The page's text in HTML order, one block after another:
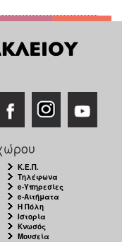
Κ.Ε.Π.
Τηλέφωνα
e-Υπηρεσίες
e-Αιτήματα
Η Πόλη
Ιστορία
Κνωσός
Μουσεία